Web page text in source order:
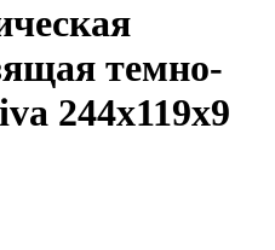
темно-
244х119х9